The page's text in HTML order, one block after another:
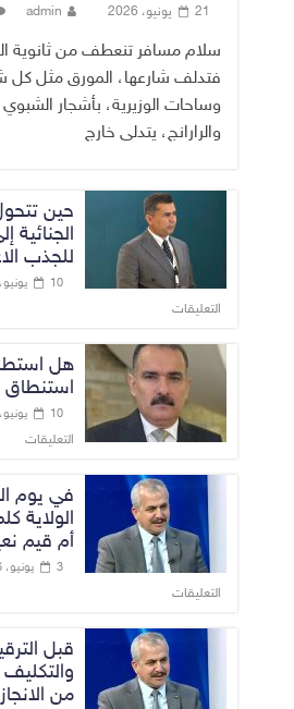
21 يونيو، 2026 admin
سلام مسافر تنعطف من ثانوية
فتدلف شارعها، المورق مثل كل
وساحات الوزيرية، بأشجار الشبوي
والرارانج، يتدلى خارج
حين
الجنائية
للجذب
10 يونيو، 2026
التعليقات
هل
استنطاق
10 يونيو، 2026
التعليقات
في يوم
الولاية
أم قيم
3 يونيو، 2026
التعليقات
قبل
من